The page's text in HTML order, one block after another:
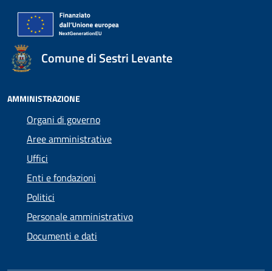
Comune di Sestri Levante
AMMINISTRAZIONE
Organi di governo
Aree amministrative
Uffici
Enti e fondazioni
Politici
Personale amministrativo
Documenti e dati